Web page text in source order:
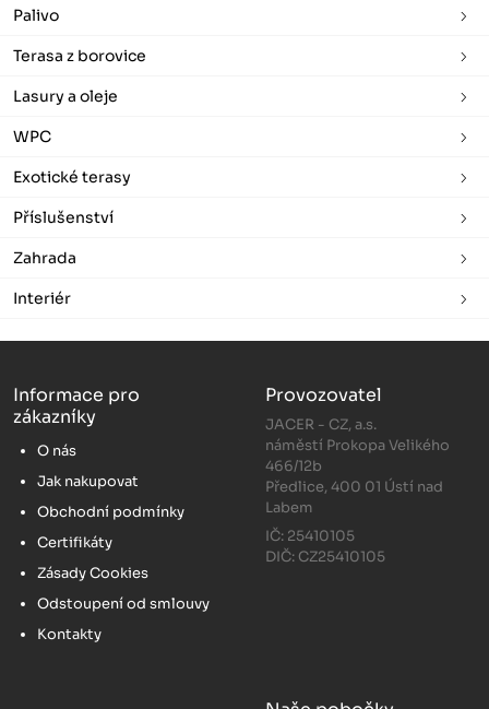
Palivo
Terasa z borovice
Lasury a oleje
WPC
Exotické terasy
Příslušenství
Zahrada
Interiér
Informace pro
zákazníky
O nás
Jak nakupovat
Obchodní podmínky
Certifikáty
Zásady Cookies
Odstoupení od smlouvy
Kontakty
Provozovatel
JACER - CZ, a.s.
náměstí Prokopa Velikého
466/12b
Předlice, 400 01 Ústí nad
Labem
IČ: 25410105
DIČ: CZ25410105